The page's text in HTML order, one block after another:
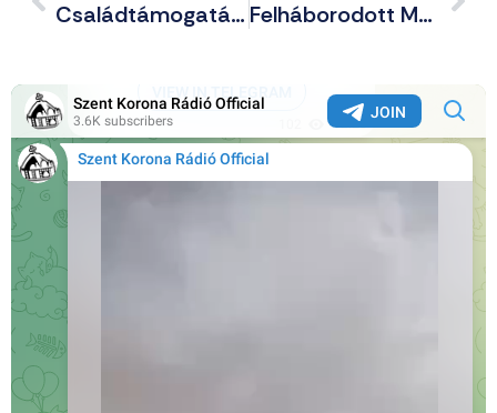
Családtámogatás: Menj Vissza Dolgozni A 3 Hónapos Gyerek Mellett Felháborodott Majorosi Marianna, A Csík Zenekar Énekesnője, Hogy Az Ő Dalukra Vonaglott Egy Drag Queen A Pride-On